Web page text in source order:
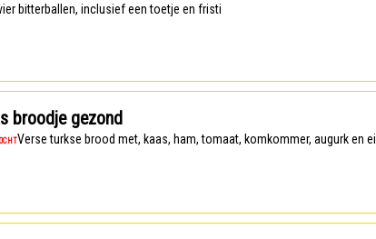
vier bitterballen, inclusief een toetje en fristi
broodje gezond
Verse turkse brood met, kaas, ham, tomaat, komkommer, augurk en ei